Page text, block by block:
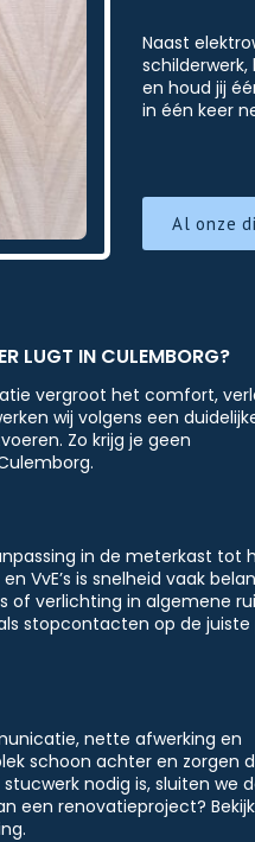
Naast
en houd jij
in één keer
Al onze
LUGT IN CULEMBORG?
vergroot het comfort,
wij volgens een
Zo krijg je geen
in de meterkast tot
VvE’s is snelheid vaak
of verlichting in algemene
stopcontacten op de juiste
nette afwerking en
schoon achter en zorgen
nodig is, sluiten we
een renovatieproject?